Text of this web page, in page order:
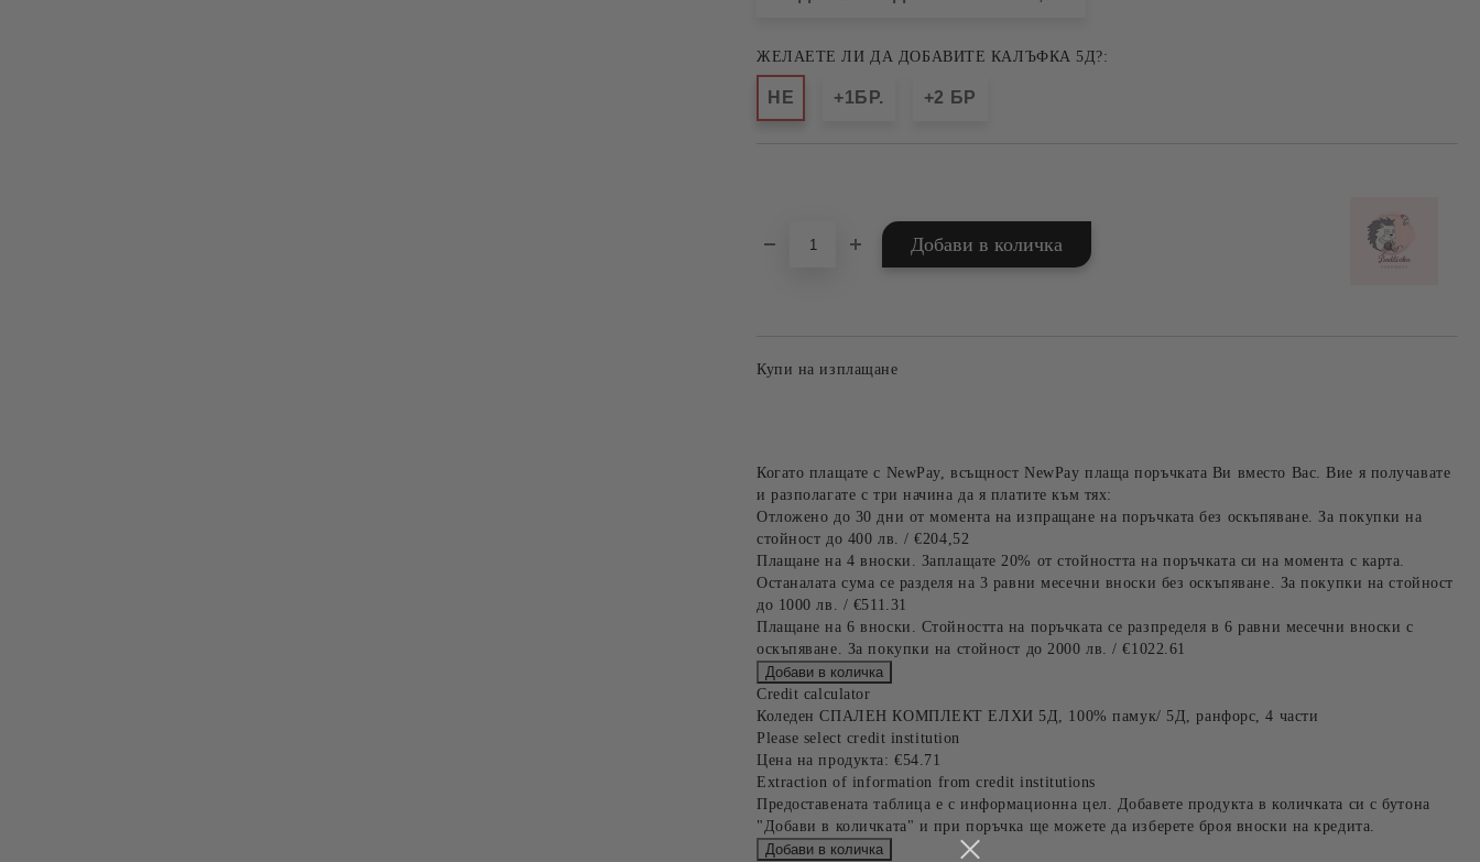
ЖЕЛАЕТЕ ЛИ ДА ДОБАВИТЕ КАЛЪФКА 5Д?:
НЕ +1БР. +2 БР
Купи на изплащане
Когато плащате с NewPay, всъщност NewPay плаща поръчката Ви вместо Вас. Вие я получавате
и разполагате с три начина да я платите към тях:
Отложено до 30 дни от момента на изпращане на поръчката без оскъпяване. За покупки на
стойност до 400 лв. / €204,52
Плащане на 4 вноски. Заплащате 20% от стойността на поръчката си на момента с карта.
Останалата сума се разделя на 3 равни месечни вноски без оскъпяване. За покупки на стойност
до 1000 лв. / €511.31
Плащане на 6 вноски. Стойността на поръчката се разпределя в 6 равни месечни вноски с
оскъпяване. За покупки на стойност до 2000 лв. / €1022.61
Credit calculator
Коледен СПАЛЕН КОМПЛЕКТ ЕЛХИ 5Д, 100% памук/ 5Д, ранфорс, 4 части
Please select credit institution
Цена на продукта: €54.71
Extraction of information from credit institutions
Предоставената таблица е с информационна цел. Добавете продукта в количката си с бутона
"Добави в количката" и при поръчка ще можете да изберете броя вноски на кредита.